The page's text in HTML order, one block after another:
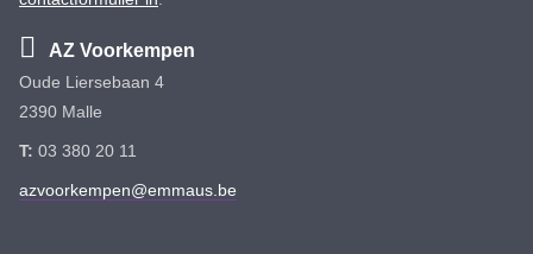
AZ Voorkempen
Oude Liersebaan 4
2390 Malle
T: 03 380 20 11
azvoorkempen@emmaus.be